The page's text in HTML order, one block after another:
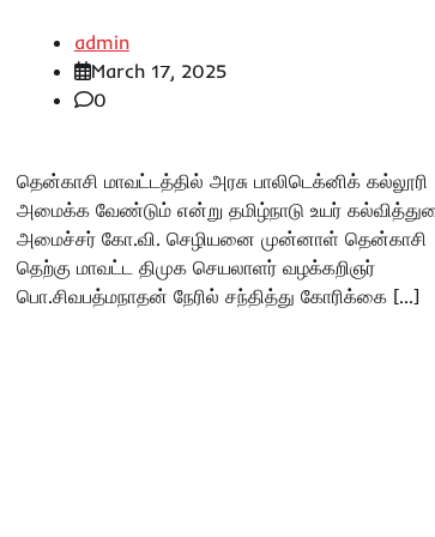
admin
March 17, 2025
0
தென்காசி மாவட்டத்தில் அரசு பாலிடெக்னிக் கல்லூரி
அமைக்க வேண்டும் என்று தமிழ்நாடு உயர்
அமைச்சர் கோ.வி. செழியனை முன்னாள் தென்காசி
தெற்கு மாவட்ட திமுக செயலாளர் வழக்கறிஞர்
பொ.சிவபத்மநாதன் நேரில் சந்தித்து கோரிக்கை […]